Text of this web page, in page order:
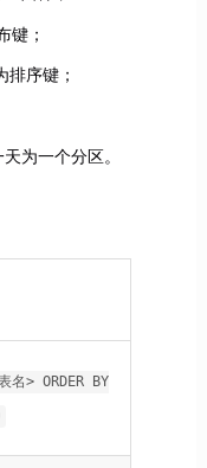
键；
序键；
为一个分区。
名> ORDER BY